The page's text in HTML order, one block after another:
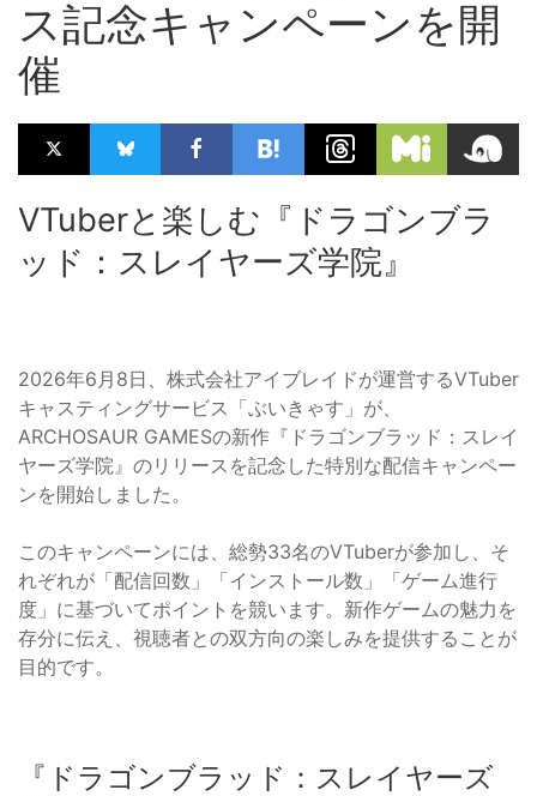
ス記念キャンペーンを開
催
VTuberと楽しむ『ドラゴンブラ
ッド：スレイヤーズ学院』
2026年6月8日、株式会社アイブレイドが運営するVTuber
キャスティングサービス「ぶいきゃす」が、
ARCHOSAUR GAMESの新作『ドラゴンブラッド：スレイ
ヤーズ学院』のリリースを記念した特別な配信キャンペー
ンを開始しました。
このキャンペーンには、総勢33名のVTuberが参加し、そ
れぞれが「配信回数」「インストール数」「ゲーム進行
度」に基づいてポイントを競います。新作ゲームの魅力を
存分に伝え、視聴者との双方向の楽しみを提供することが
目的です。
『ドラゴンブラッド：スレイヤーズ